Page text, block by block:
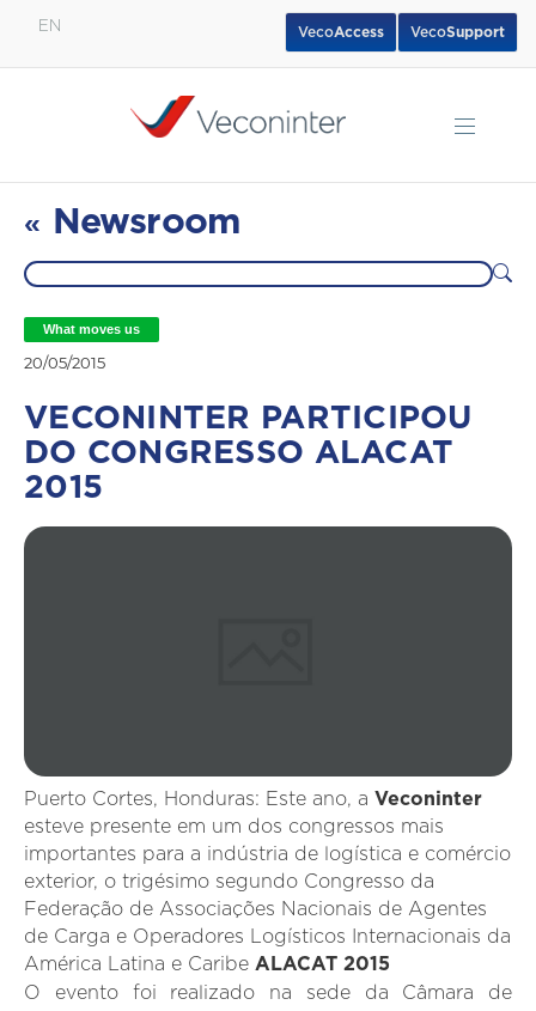
EN VecoSupport
VecoAccess
« Newsroom
What moves us
20/05/2015
VECONINTER PARTICIPOU
DO CONGRESSO ALACAT
2015
Puerto Cortes, Honduras: Este ano, a Veconinter
esteve presente em um dos congressos mais
importantes para a indústria de logística e comércio
exterior, o trigésimo segundo Congresso da
Federação de Associações Nacionais de Agentes
de Carga e Operadores Logísticos Internacionais da
América Latina e Caribe ALACAT 2015
O evento foi realizado na sede da Câmara de